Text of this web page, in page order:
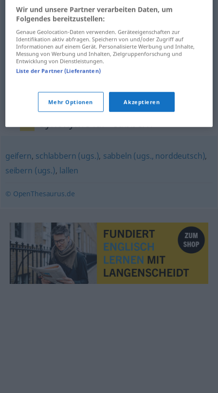
drivel sabbern Speichel absondern
slaver sabbernSpeichel absondern
drool sabbern Speichel absondern
Synonyme für "sabbern"
geifern, schlabbern (ugs.), sabbeln (ugs., norddeutsch),
seibern (ugs.), lallen
© OpenThesaurus.de
Wir und unsere Partner verarbeiten Daten, um
Folgendes bereitzustellen:
Genaue Geolocation-Daten verwenden. Geräteeigenschaften zur
Identifikation aktiv abfragen. Speichern von und/oder Zugriff auf
Informationen auf einem Gerät. Personalisierte Werbung und Inhalte,
Messung von Werbung und Inhalten, Zielgruppenforschung und
Entwicklung von Dienstleistungen.
Liste der Partner (Lieferanten)
Mehr Optionen Akzeptieren